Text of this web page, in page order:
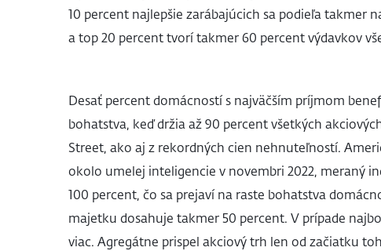
10 percent najlepšie zarábajúcich sa podieľa takmer
a top 20 percent tvorí takmer 60 percent výdavkov
Desať percent domácností s najväčším príjmom
bohatstva, keď držia až 90 percent všetkých
Street, ako aj z rekordných cien nehnuteľností.
okolo umelej inteligencie v novembri 2022, meraný
100 percent, čo sa prejaví na raste bohatstva
majetku dosahuje takmer 50 percent. V prípade
viac. Agregátne prispel akciový trh len od začiatku